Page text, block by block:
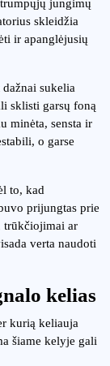
jungimų
skleidžia
ir apanglėjusių
sukelia
sklisti garsų foną
minėta, sensta ir
o garse
to, kad
prijungtas prie
trūkčiojimai ar
verta naudoti
kelias
kurią keliauja
šiame kelyje gali